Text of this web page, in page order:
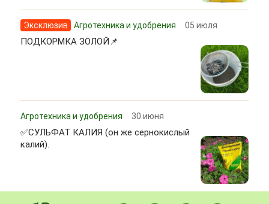
Эксклюзив Агротехника и удобрения 05 июля
ПОДКОРМКА ЗОЛОЙ📌
Агротехника и удобрения 30 июня
✅СУЛЬФАТ КАЛИЯ (он же сернокислый
калий).